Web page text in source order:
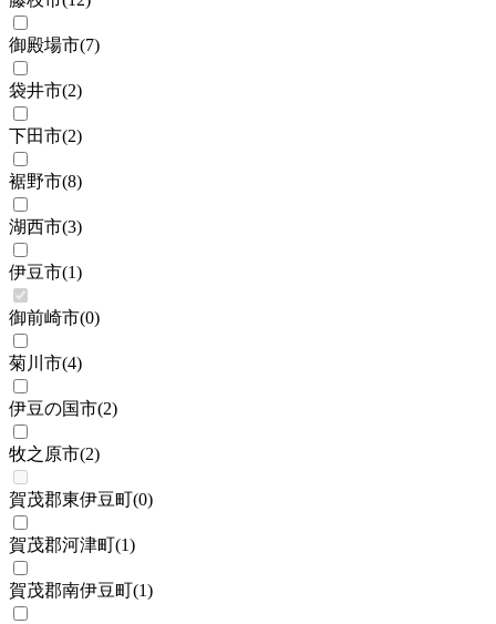
御殿場市(7)
袋井市(2)
下田市(2)
裾野市(8)
湖西市(3)
伊豆市(1)
御前崎市(0)
菊川市(4)
伊豆の国市(2)
牧之原市(2)
賀茂郡東伊豆町(0)
賀茂郡河津町(1)
賀茂郡南伊豆町(1)